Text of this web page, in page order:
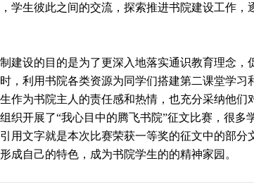
学生彼此之间的交流，探索推进书院建设工作，
建设的目的是为了更深入地落实通识教育理念，
，利用书院各类资源为同学们搭建第二课堂学习
作为书院主人的责任感和热情，也充分采纳他们
织开展了“我心目中的腾飞书院”征文比赛，很多
用文字就是本次比赛荣获一等奖的征文中的部分
成自己的特色，成为书院学生的的精神家园。